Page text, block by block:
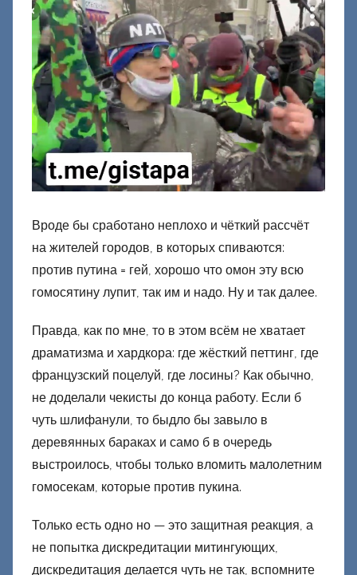
Вроде бы сработано неплохо и чёткий рассчёт
на жителей городов, в которых спиваются:
против путина = гей, хорошо что омон эту всю
гомосятину лупит, так им и надо. Ну и так далее.
Правда, как по мне, то в этом всём не хватает
драматизма и хардкора: где жёсткий петтинг, где
французский поцелуй, где лосины? Как обычно,
не доделали чекисты до конца работу. Если б
чуть шлифанули, то быдло бы завыло в
деревянных бараках и само б в очередь
выстроилось, чтобы только вломить малолетним
гомосекам, которые против пукина.
Только есть одно но — это защитная реакция, а
не попытка дискредитации митингующих,
дискредитация делается чуть не так, вспомните